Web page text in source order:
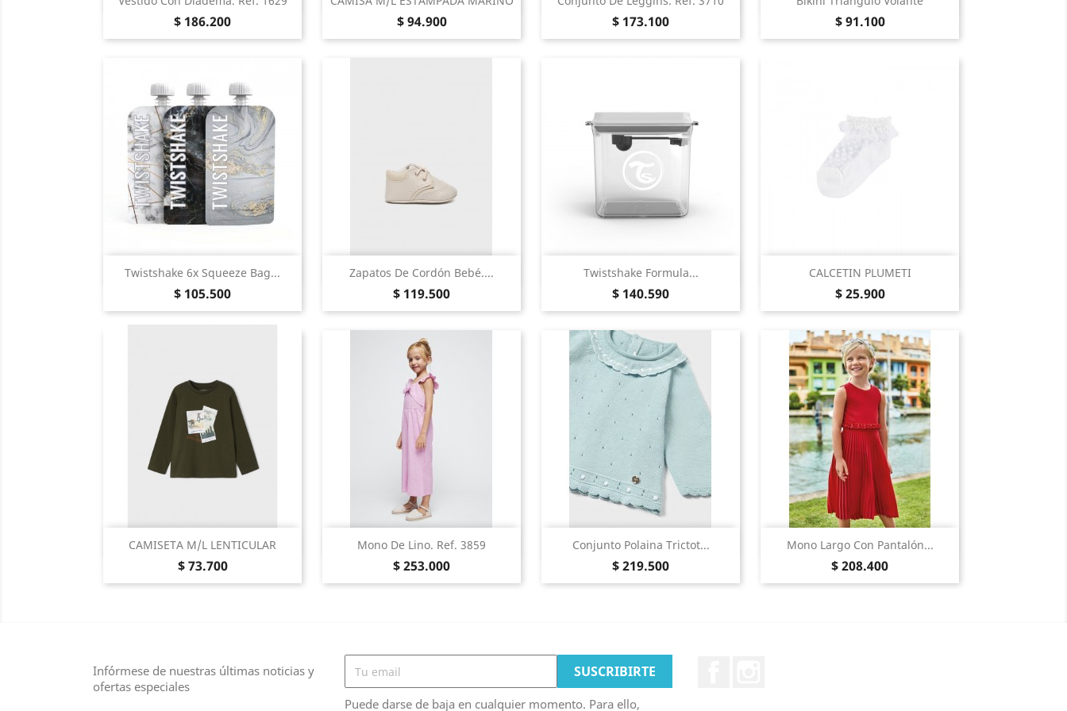
Precio
$ 186.200
Blanco
Rosa Precio
$ 94.900
Marino
Precio
$ 173.100
Rojo
Precio
$ 91.100
Camelia
Twistshake 6x Squeeze Bag...
Precio
$ 105.500
Vista Rápida Zapatos De Cordón Bebé....
Precio
$ 119.500
 Vista Rápida
Beige
Twistshake Formula...
Precio
$ 140.590
Vista Rápida
BlancoNegro
Azul
CALCETIN PLUMETI
Precio
$ 25.900
Vista Rápida
Crudo
CAMISETA M/L LENTICULAR
Precio
$ 73.700
Vista Rápida
Verde
Caza
Mono De Lino. Ref. 3859
Precio
$ 253.000
Vista Rápida
RosaKiwi
Conjunto Polaina Trictot...
Precio
$ 219.500
Vista Rápida
RosaAqua
Mono Largo Con Pantalón...
Precio
$ 208.400
Vista Rápida
RojoMenta
Infórmese de nuestras últimas noticias y
ofertas especiales
Puede darse de baja en cualquier momento. Para ello,